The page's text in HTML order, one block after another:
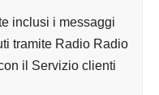
inclusi i messaggi
tramite Radio Radio
il Servizio clienti